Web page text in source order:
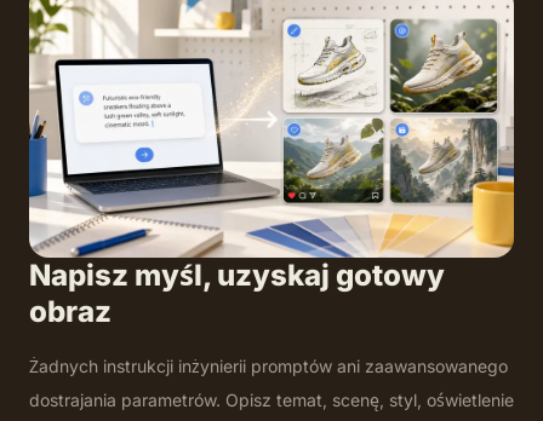
Napisz myśl, uzyskaj gotowy
obraz
Żadnych instrukcji inżynierii promptów ani zaawansowanego
dostrajania parametrów. Opisz temat, scenę, styl, oświetlenie